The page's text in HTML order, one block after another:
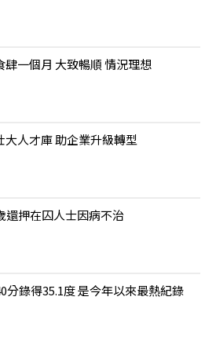
一個月 大致暢順 情況理想
人才庫 助企業升級轉型
還押在囚人士因病不治
分錄得35.1度 是今年以來最熱紀錄